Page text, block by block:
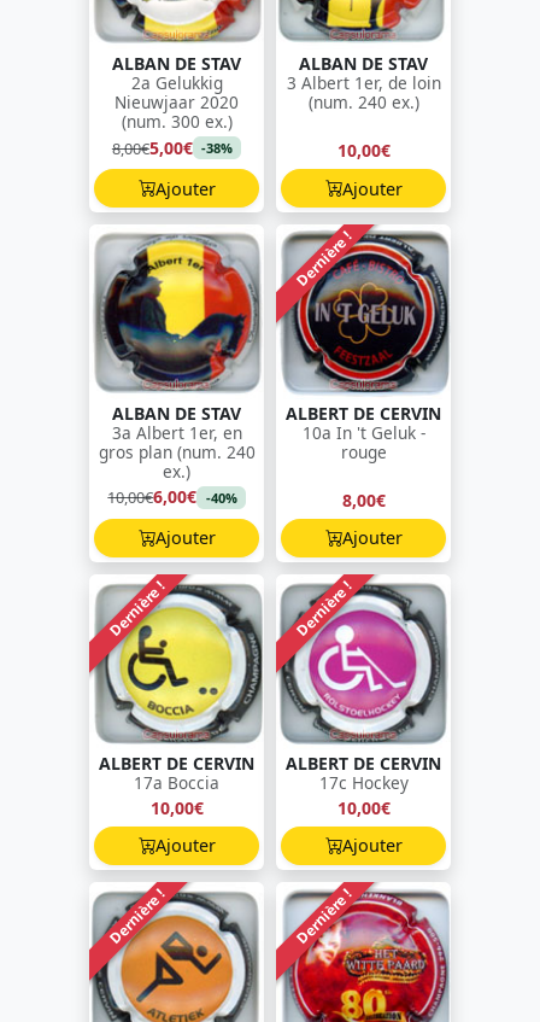
ALBAN DE STAV
2a Gelukkig
Nieuwjaar 2020
(num. 300 ex.)
8,00€5,00€ -38%
Ajouter
ALBAN DE STAV
3 Albert 1er, de loin
(num. 240 ex.)
10,00€
Ajouter
ALBAN DE STAV
3a Albert 1er, en
gros plan (num. 240
ex.)
10,00€6,00€ -40%
Ajouter
Dernière !
ALBERT DE CERVIN
10a In 't Geluk -
rouge
8,00€
Ajouter
Dernière !
ALBERT DE CERVIN
17a Boccia
10,00€
Ajouter
Dernière !
ALBERT DE CERVIN
17c Hockey
10,00€
Ajouter
Dernière ! Dernière !